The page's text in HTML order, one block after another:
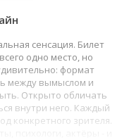
сенсация. Билет
одно место, но
формат
между вымыслом и
Открыто обличать
внутри него. Каждый
конкретного зрителя.